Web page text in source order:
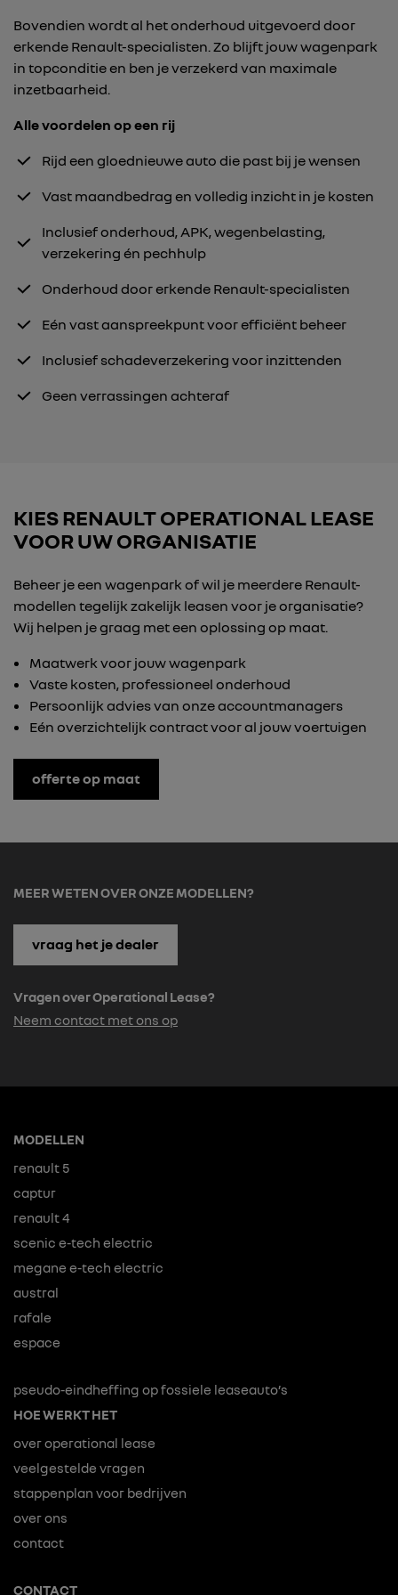
Bovendien wordt al het onderhoud uitgevoerd door
erkende Renault-specialisten. Zo blijft jouw wagenpark
in topconditie en ben je verzekerd van maximale
inzetbaarheid.
Alle voordelen op een rij
Rijd een gloednieuwe auto die past bij je wensen
Vast maandbedrag en volledig inzicht in je kosten
Inclusief onderhoud, APK, wegenbelasting,
verzekering én pechhulp
Onderhoud door erkende Renault-specialisten
Eén vast aanspreekpunt voor efficiënt beheer
Inclusief schadeverzekering voor inzittenden
Geen verrassingen achteraf
KIES RENAULT OPERATIONAL LEASE
VOOR UW ORGANISATIE
Beheer je een wagenpark of wil je meerdere Renault-
modellen tegelijk zakelijk leasen voor je organisatie?
Wij helpen je graag met een oplossing op maat.
Maatwerk voor jouw wagenpark
Vaste kosten, professioneel onderhoud
Persoonlijk advies van onze accountmanagers
Eén overzichtelijk contract voor al jouw voertuigen
offerte op maat
MEER WETEN OVER ONZE MODELLEN?
vraag het je dealer
Vragen over Operational Lease?
Neem contact met ons op
MODELLEN
renault 5
captur
renault 4
scenic e-tech electric
megane e-tech electric
austral
rafale
espace
pseudo-eindheffing op fossiele leaseauto’s
HOE WERKT HET
over operational lease
veelgestelde vragen
stappenplan voor bedrijven
over ons
contact
CONTACT